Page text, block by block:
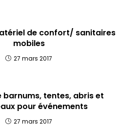
de confort/ sanitaires
mobiles
27 mars 2017
barnums, tentes, abris et
pour événements
27 mars 2017